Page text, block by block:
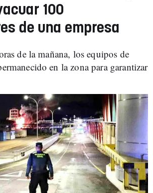
100
de una empresa
de la mañana, los equipos de
en la zona para garantizar